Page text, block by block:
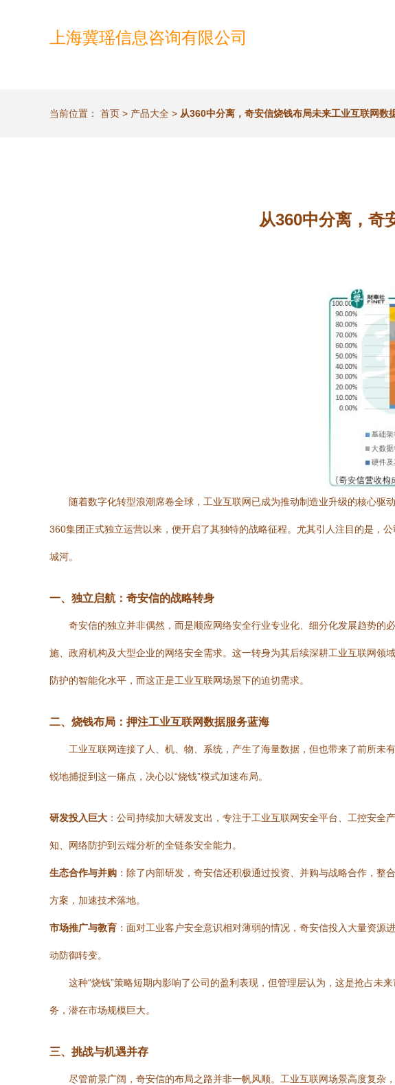
上海冀瑶信息咨询有限公司
当前位置： 首页 > 产品大全 > 从360中分离，奇安信烧钱布局未来工业互联网数
从360中分离，奇
随着数字化转型浪潮席卷全球，工业互联网已成为推动制造业升级的核心
360集团正式独立运营以来，便开启了其独特的战略征程。尤其引人注目的是，
城河。
一、独立启航：奇安信的战略转身
奇安信的独立并非偶然，而是顺应网络安全行业专业化、细分化发展趋势
施、政府机构及大型企业的网络安全需求。这一转身为其后续深耕工业互联网领
防护的智能化水平，而这正是工业互联网场景下的迫切需求。
二、烧钱布局：押注工业互联网数据服务蓝海
工业互联网连接了人、机、物、系统，产生了海量数据，但也带来了前所
锐地捕捉到这一痛点，决心以“烧钱”模式加速布局。
研发投入巨大 ：公司持续加大研发支出，专注于工业互联网安全平台、工控安
知、网络防护到云端分析的全链条安全能力。
生态合作与并购 ：除了内部研发，奇安信还积极通过投资、并购与战略合作，
方案，加速技术落地。
市场推广与教育 ：面对工业客户安全意识相对薄弱的情况，奇安信投入大量资
动防御转变。
这种“烧钱”策略短期内影响了公司的盈利表现，但管理层认为，这是抢占未
务，潜在市场规模巨大。
三、挑战与机遇并存
尽管前景广阔，奇安信的布局之路并非一帆风顺。工业互联网场景高度复